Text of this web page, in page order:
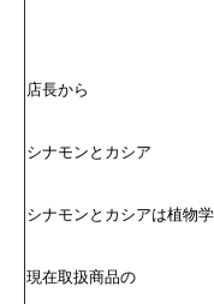
店長から
シナモンとカシア
シナモンとカシアは植物
現在取扱商品の